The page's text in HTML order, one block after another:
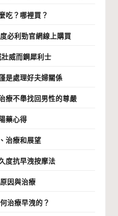
吃？哪裡買？
必利勁官網線上購買
威而鋼犀利士
是處理好夫婦關係
療不舉找回男性的尊嚴
藥心得
治療和展望
度抗早洩按摩法
因與治療
治療早洩的？